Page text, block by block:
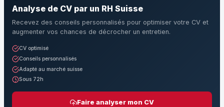
Analyse de CV par un RH Suisse
Recevez des conseils personnalisés pour optimiser votre CV et
augmenter vos chances de décrocher un entretien.
CV optimisé
Conseils personnalisés
Adapté au marché suisse
Sous 72h
Faire analyser mon CV